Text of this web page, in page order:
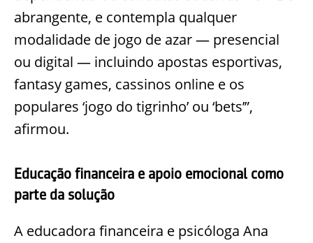
abrangente, e contempla qualquer
modalidade de jogo de azar — presencial
ou digital — incluindo apostas esportivas,
fantasy games, cassinos online e os
populares ‘jogo do tigrinho’ ou ‘bets’”,
afirmou.
Educação financeira e apoio emocional como
parte da solução
A educadora financeira e psicóloga Ana